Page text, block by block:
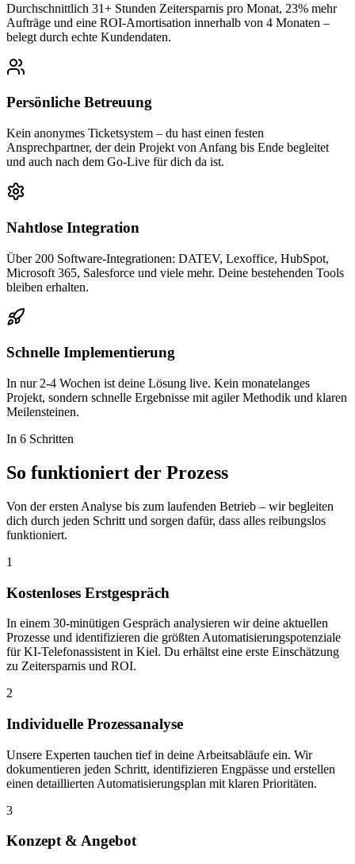
Durchschnittlich 31+ Stunden Zeitersparnis pro Monat, 23% mehr
Aufträge und eine ROI-Amortisation innerhalb von 4 Monaten –
belegt durch echte Kundendaten.
Persönliche Betreuung
Kein anonymes Ticketsystem – du hast einen festen
Ansprechpartner, der dein Projekt von Anfang bis Ende begleitet
und auch nach dem Go-Live für dich da ist.
Nahtlose Integration
Über 200 Software-Integrationen: DATEV, Lexoffice, HubSpot,
Microsoft 365, Salesforce und viele mehr. Deine bestehenden Tools
bleiben erhalten.
Schnelle Implementierung
In nur 2-4 Wochen ist deine Lösung live. Kein monatelanges
Projekt, sondern schnelle Ergebnisse mit agiler Methodik und klaren
Meilensteinen.
In 6 Schritten
So funktioniert der Prozess
Von der ersten Analyse bis zum laufenden Betrieb – wir begleiten
dich durch jeden Schritt und sorgen dafür, dass alles reibungslos
funktioniert.
1
Kostenloses Erstgespräch
In einem 30-minütigen Gespräch analysieren wir deine aktuellen
Prozesse und identifizieren die größten Automatisierungspotenziale
für KI-Telefonassistent in Kiel. Du erhältst eine erste Einschätzung
zu Zeitersparnis und ROI.
2
Individuelle Prozessanalyse
Unsere Experten tauchen tief in deine Arbeitsabläufe ein. Wir
dokumentieren jeden Schritt, identifizieren Engpässe und erstellen
einen detaillierten Automatisierungsplan mit klaren Prioritäten.
3
Konzept & Angebot